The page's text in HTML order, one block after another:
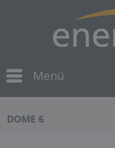
Menü
DOME 6